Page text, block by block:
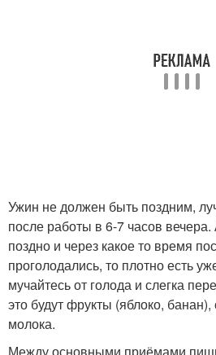
Ужин не должен быть поздним,
после работы в 6-7 часов
поздно и через какое то время
проголодались, то плотно есть
мучайтесь от голода и слегка
это будут фрукты (яблоко,
молока.